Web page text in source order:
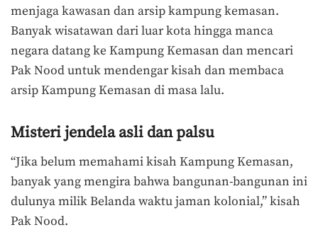
menjaga kawasan dan arsip kampung kemasan.
Banyak wisatawan dari luar kota hingga manca
negara datang ke Kampung Kemasan dan mencari
Pak Nood untuk mendengar kisah dan membaca
arsip Kampung Kemasan di masa lalu.
Misteri jendela asli dan palsu
“Jika belum memahami kisah Kampung Kemasan,
banyak yang mengira bahwa bangunan-bangunan ini
dulunya milik Belanda waktu jaman kolonial,” kisah
Pak Nood.